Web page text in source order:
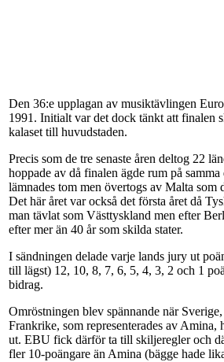
Den 36:e upplagan av musiktävlingen
1991. Initialt var det dock tänkt att finalen
kalaset till huvudstaden.
Precis som de tre senaste åren deltog 22
hoppade av då finalen ägde rum på
lämnades tom men övertogs av Malta
Det här året var också det första året då
man tävlat som Västtyskland men efter
efter mer än 40 år som skilda stater.
I sändningen delade varje lands jury ut
till lägst) 12, 10, 8, 7, 6, 5, 4, 3, 2 och 1
bidrag.
Omröstningen blev spännande när
Frankrike, som representerades av Amina,
ut. EBU fick därför ta till skiljeregler och
fler 10-poängare än Amina (bägge hade